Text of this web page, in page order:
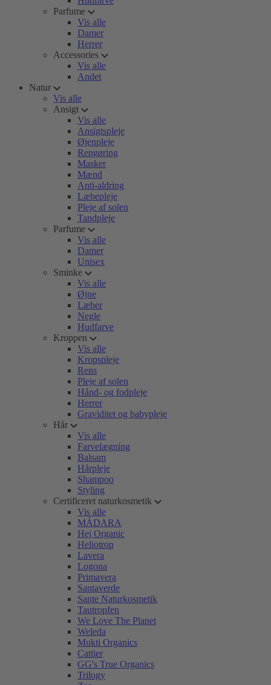
Parfume
Vis alle
Damer
Herrer
Accessories
Vis alle
Andet
Natur
Vis alle
Ansigt
Vis alle
Ansigtspleje
Øjenpleje
Rengøring
Masker
Mænd
Anti-aldring
Læbepleje
Pleje af solen
Tandpleje
Parfume
Vis alle
Damer
Unisex
Sminke
Vis alle
Øjne
Læber
Negle
Hudfarve
Kroppen
Vis alle
Kropspleje
Rens
Pleje af solen
Hånd- og fodpleje
Herrer
Graviditet og babypleje
Hår
Vis alle
Farvelægning
Balsam
Hårpleje
Shampoo
Styling
Certificeret naturkosmetik
Vis alle
MÁDARA
Hej Organic
Heliotrop
Lavera
Logona
Primavera
Santaverde
Sante Naturkosmetik
Tautropfen
We Love The Planet
Weleda
Mukti Organics
Cattier
GG's True Organics
Trilogy